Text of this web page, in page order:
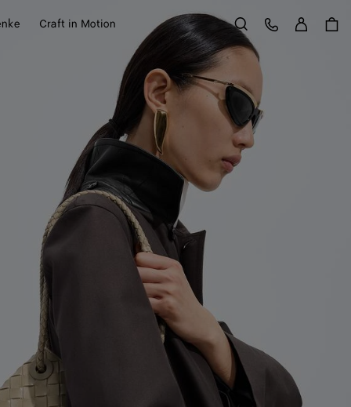
Craft in Motion Suchen